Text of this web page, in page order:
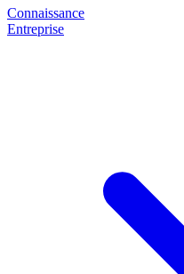
Connaissance
Entreprise